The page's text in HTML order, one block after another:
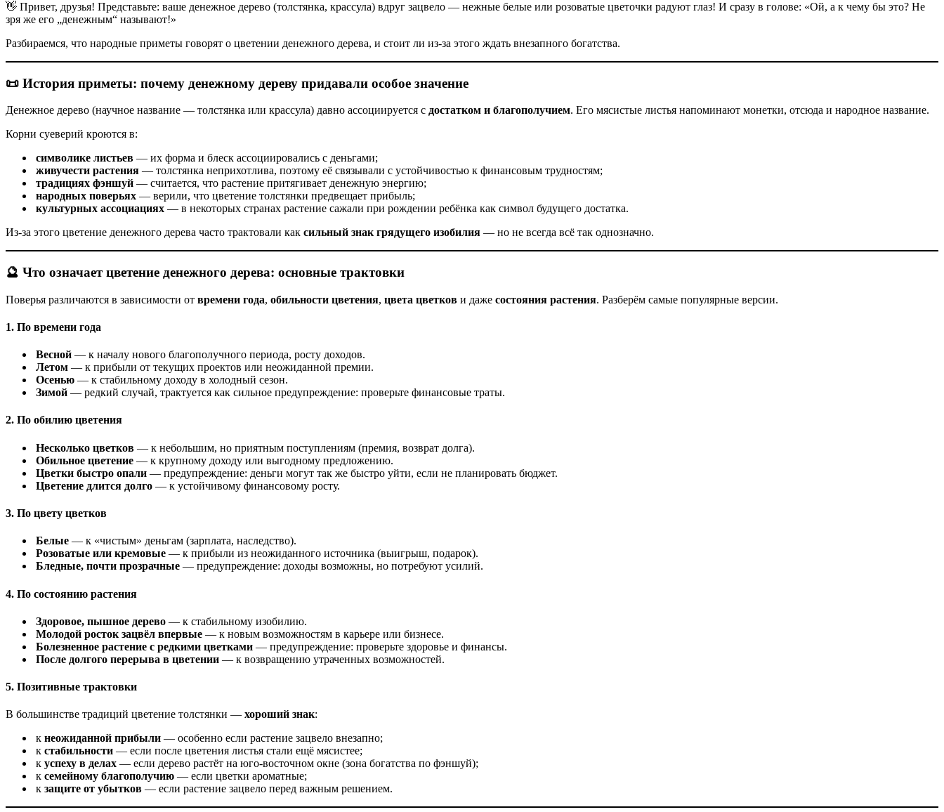
👋 Привет, друзья! Представьте: ваше денежное дерево (толстянка, крассула) вдруг зацвело — нежные белые или розоватые цветочки радуют глаз! И сразу в голове: «Ой, а к чему бы это? Не
зря же его „денежным“ называют!»
Разбираемся, что народные приметы говорят о цветении денежного дерева, и стоит ли из‑за этого ждать внезапного богатства.
📜 История приметы: почему денежному дереву придавали особое значение
Денежное дерево (научное название — толстянка или крассула) давно ассоциируется с достатком и благополучием. Его мясистые листья напоминают монетки, отсюда и народное название.
Корни суеверий кроются в:
символике листьев — их форма и блеск ассоциировались с деньгами;
живучести растения — толстянка неприхотлива, поэтому её связывали с устойчивостью к финансовым трудностям;
традициях фэншуй — считается, что растение притягивает денежную энергию;
народных поверьях — верили, что цветение толстянки предвещает прибыль;
культурных ассоциациях — в некоторых странах растение сажали при рождении ребёнка как символ будущего достатка.
Из‑за этого цветение денежного дерева часто трактовали как сильный знак грядущего изобилия — но не всегда всё так однозначно.
🔮 Что означает цветение денежного дерева: основные трактовки
Поверья различаются в зависимости от времени года, обильности цветения, цвета цветков и даже состояния растения. Разберём самые популярные версии.
1. По времени года
Весной — к началу нового благополучного периода, росту доходов.
Летом — к прибыли от текущих проектов или неожиданной премии.
Осенью — к стабильному доходу в холодный сезон.
Зимой — редкий случай, трактуется как сильное предупреждение: проверьте финансовые траты.
2. По обилию цветения
Несколько цветков — к небольшим, но приятным поступлениям (премия, возврат долга).
Обильное цветение — к крупному доходу или выгодному предложению.
Цветки быстро опали — предупреждение: деньги могут так же быстро уйти, если не планировать бюджет.
Цветение длится долго — к устойчивому финансовому росту.
3. По цвету цветков
Белые — к «чистым» деньгам (зарплата, наследство).
Розоватые или кремовые — к прибыли из неожиданного источника (выигрыш, подарок).
Бледные, почти прозрачные — предупреждение: доходы возможны, но потребуют усилий.
4. По состоянию растения
Здоровое, пышное дерево — к стабильному изобилию.
Молодой росток зацвёл впервые — к новым возможностям в карьере или бизнесе.
Болезненное растение с редкими цветками — предупреждение: проверьте здоровье и финансы.
После долгого перерыва в цветении — к возвращению утраченных возможностей.
5. Позитивные трактовки
В большинстве традиций цветение толстянки — хороший знак:
к неожиданной прибыли — особенно если растение зацвело внезапно;
к стабильности — если после цветения листья стали ещё мясистее;
к успеху в делах — если дерево растёт на юго‑восточном окне (зона богатства по фэншуй);
к семейному благополучию — если цветки ароматные;
к защите от убытков — если растение зацвело перед важным решением.